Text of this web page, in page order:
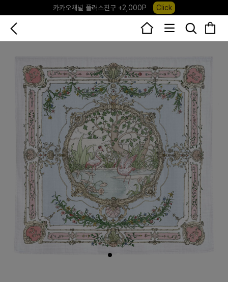
카카오채널 플러스친구 +2,000P
Click
포레포레 앱 다운로드 +3,000P
Down